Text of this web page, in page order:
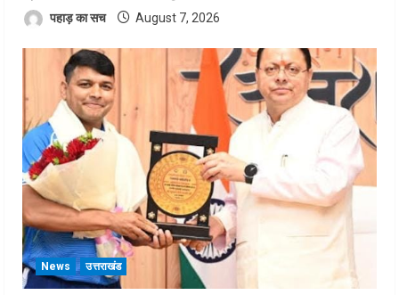
पहाड़ का सच August 7, 2026
News उत्तराखंड